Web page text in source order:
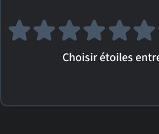
Choisir étoiles